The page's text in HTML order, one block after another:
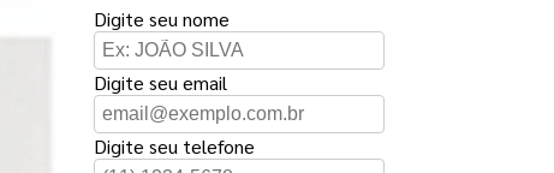
Digite seu nome
Digite seu email
Digite seu telefone